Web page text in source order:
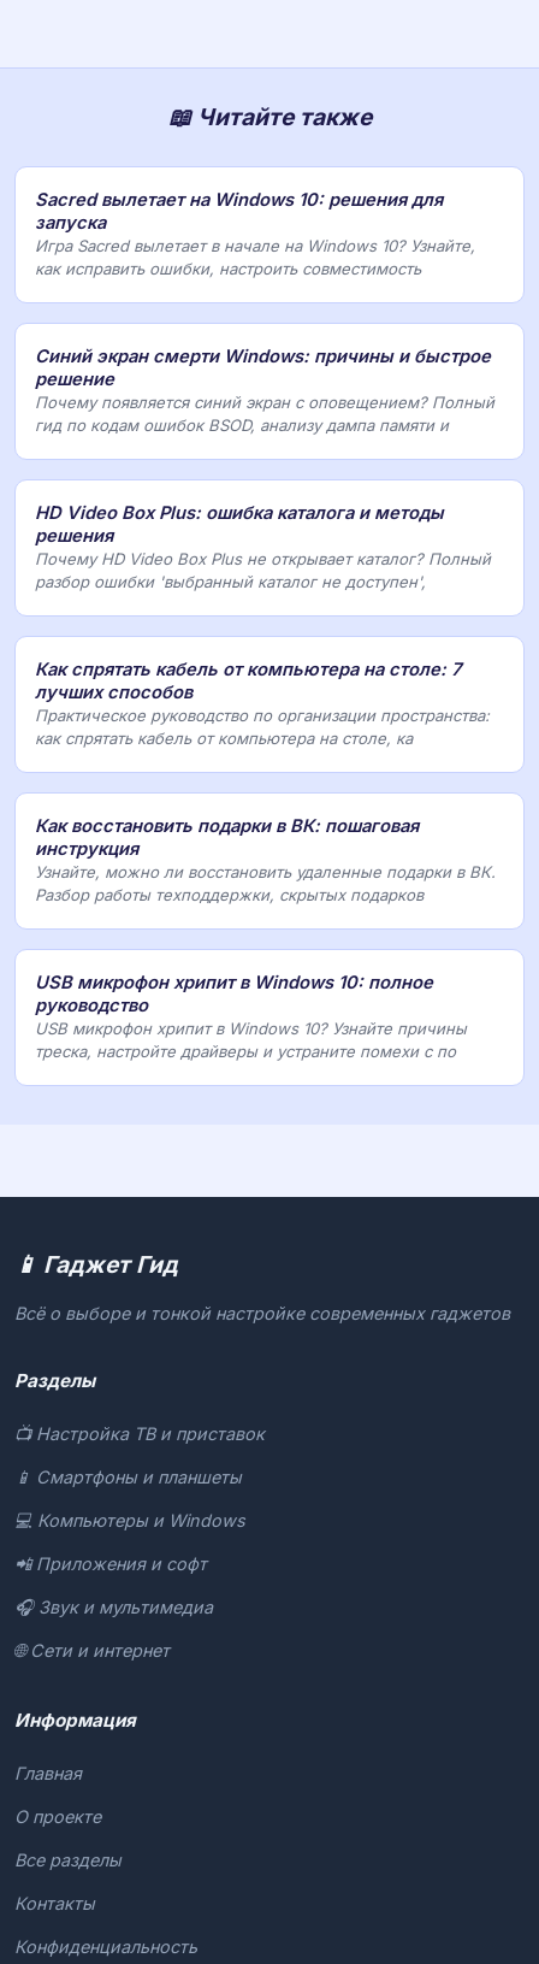
📖 Читайте также
Sacred вылетает на Windows 10: решения для
запуска
Игра Sacred вылетает в начале на Windows 10? Узнайте,
как исправить ошибки, настроить совместимость
Синий экран смерти Windows: причины и быстрое
решение
Почему появляется синий экран с оповещением? Полный
гид по кодам ошибок BSOD, анализу дампа памяти и
HD Video Box Plus: ошибка каталога и методы
решения
Почему HD Video Box Plus не открывает каталог? Полный
разбор ошибки 'выбранный каталог не доступен',
Как спрятать кабель от компьютера на столе: 7
лучших способов
Практическое руководство по организации пространства:
как спрятать кабель от компьютера на столе, ка
Как восстановить подарки в ВК: пошаговая
инструкция
Узнайте, можно ли восстановить удаленные подарки в ВК.
Разбор работы техподдержки, скрытых подарков
USB микрофон хрипит в Windows 10: полное
руководство
USB микрофон хрипит в Windows 10? Узнайте причины
треска, настройте драйверы и устраните помехи с по
📱 Гаджет Гид
Всё о выборе и тонкой настройке современных гаджетов
Разделы
📺 Настройка ТВ и приставок
📱 Смартфоны и планшеты
💻 Компьютеры и Windows
📲 Приложения и софт
🎧 Звук и мультимедиа
🌐 Сети и интернет
Информация
Главная
О проекте
Все разделы
Контакты
Конфиденциальность